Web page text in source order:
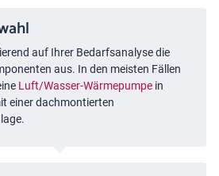
auf Ihrer Bedarfsanalyse die
aus. In den meisten Fällen
Luft/Wasser-Wärmepumpe in
einer dachmontierten